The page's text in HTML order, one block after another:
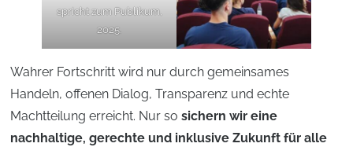
spricht zum Publikum,
2025.
Wahrer Fortschritt wird nur durch gemeinsames
Handeln, offenen Dialog, Transparenz und echte
Machtteilung erreicht. Nur sosichern wir eine
nachhaltige, gerechte und inklusive Zukunft für alle